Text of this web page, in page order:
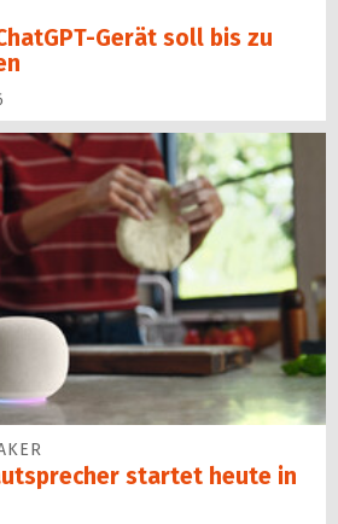
Gerät soll bis zu
startet heu­te in